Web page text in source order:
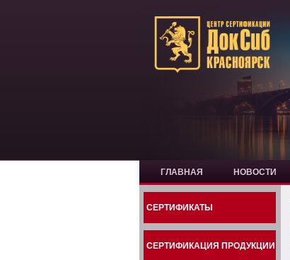
ГЛАВНАЯ НОВОСТИ
СЕРТИФИКАТЫ
СЕРТИФИКАЦИЯ ПРОДУКЦИИ